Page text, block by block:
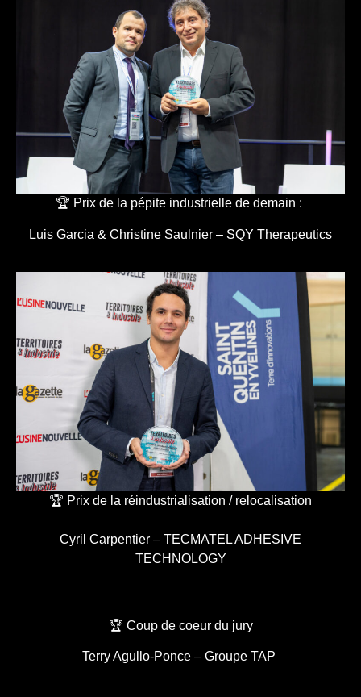
🏆 Prix de la pépite industrielle de demain :
Luis Garcia & Christine Saulnier – SQY Therapeutics
🏆 Prix de la réindustrialisation / relocalisation
Cyril Carpentier – TECMATEL ADHESIVE
TECHNOLOGY
🏆 Coup de coeur du jury
Terry Agullo-Ponce – Groupe TAP